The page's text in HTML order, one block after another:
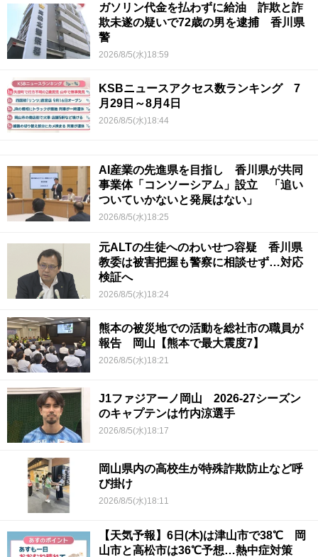
ガソリン代金を払わずに給油 詐欺と詐
欺未遂の疑いで72歳の男を逮捕 香川県
警
2026/8/5(水)18:59
KSBニュースアクセス数ランキング 7
月29日～8月4日
2026/8/5(水)18:44
AI産業の先進県を目指し 香川県が共同
事業体「コンソーシアム」設立 「追い
ついていかないと発展はない」
2026/8/5(水)18:25
元ALTの生徒へのわいせつ容疑 香川県
教委は被害把握も警察に相談せず…対応
検証へ
2026/8/5(水)18:24
熊本の被災地での活動を総社市の職員が
報告 岡山【熊本で最大震度7】
2026/8/5(水)18:21
J1ファジアーノ岡山 2026-27シーズン
のキャプテンは竹内涼選手
2026/8/5(水)18:17
岡山県内の高校生が特殊詐欺防止など呼
び掛け
2026/8/5(水)18:11
【天気予報】6日(木)は津山市で38℃ 岡
山市と高松市は36℃予想…熱中症対策